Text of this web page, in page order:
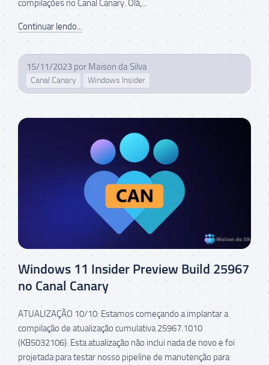
compilações no Canal Canary. Olá,...
Continuar lendo...
15/11/2023 por Maison da Silva
Canal Canary Windows Insider
Windows 11 Insider Preview Build 25967
no Canal Canary
ATUALIZAÇÃO 10/10: Estamos começando a implantar a
compilação de atualização cumulativa 25967.1010
(KB5032106). Esta atualização não inclui nada de novo e foi
projetada para testar nosso pipeline de manutenção para